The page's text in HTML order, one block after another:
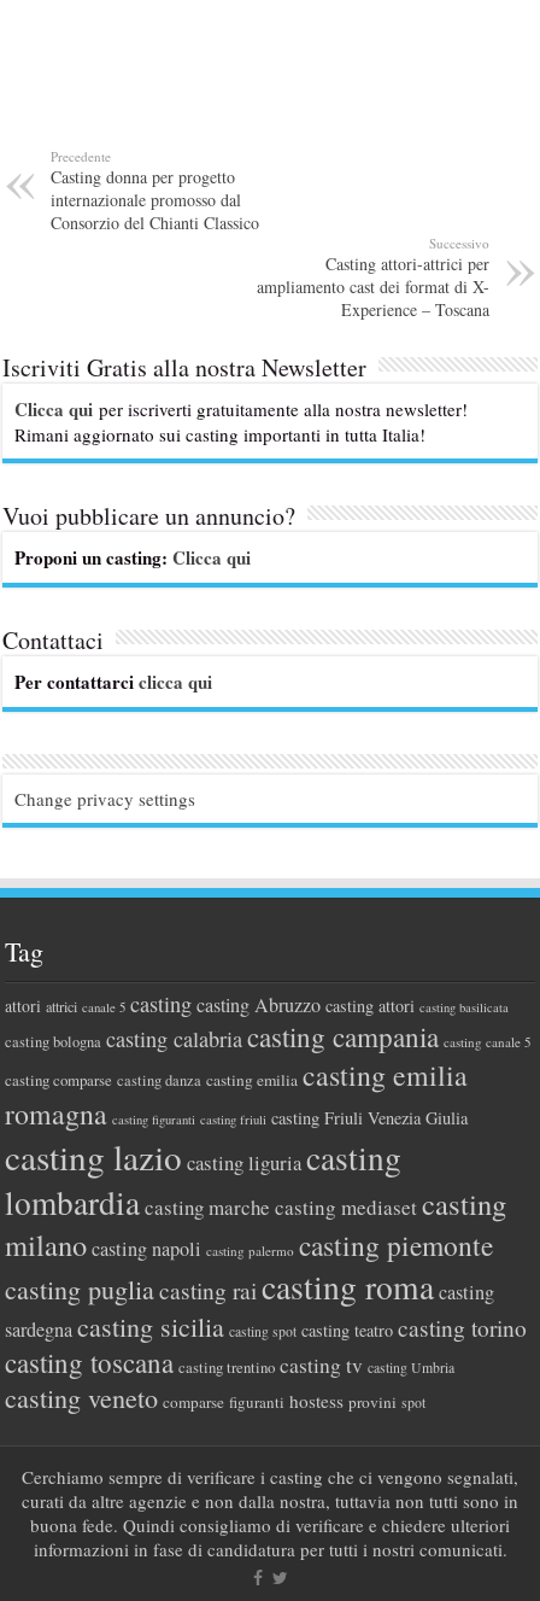
Precedente
Casting donna per progetto
internazionale promosso dal
Consorzio del Chianti Classico
Successivo
Casting attori-attrici per
ampliamento cast dei format di X-
Experience – Toscana
Iscriviti Gratis alla nostra Newsletter
Clicca qui per iscriverti gratuitamente alla nostra newsletter!
Rimani aggiornato sui casting importanti in tutta Italia!
Vuoi pubblicare un annuncio?
Proponi un casting:Clicca qui
Contattaci
Per contattarciclicca qui
Change privacy settings
Tag
attori attrici canale 5 casting casting Abruzzo casting attori casting basilicata
casting bologna casting calabriacasting campania casting canale 5
casting comparse casting danza casting emilia casting emilia
romagna casting figuranti casting friuli casting Friuli Venezia Giulia
casting lazio casting liguriacasting
lombardiacasting marche casting mediasetcasting
milano casting napoli casting palermo casting piemonte
casting pugliacasting rai casting roma casting
sardegna casting sicilia casting spot casting teatro casting torino
casting toscana casting trentino casting tv casting Umbria
casting veneto comparse figuranti hostess provini spot
Cerchiamo sempre di verificare i casting che ci vengono segnalati,
curati da altre agenzie e non dalla nostra, tuttavia non tutti sono in
buona fede. Quindi consigliamo di verificare e chiedere ulteriori
informazioni in fase di candidatura per tutti i nostri comunicati.